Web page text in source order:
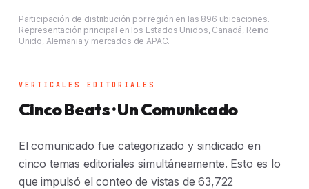
Participación de distribución por región en las 896 ubicaciones.
Representación principal en los Estados Unidos, Canadá, Reino
Unido, Alemania y mercados de APAC.
VERTICALES EDITORIALES
Cinco Beats · Un Comunicado
El comunicado fue categorizado y sindicado en
cinco temas editoriales simultáneamente. Esto es lo
que impulsó el conteo de vistas de 63,722